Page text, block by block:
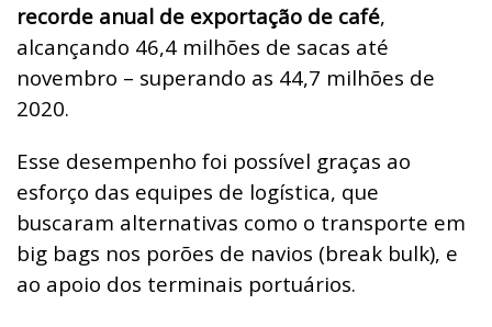
recorde anual de exportação de café,
alcançando 46,4 milhões de sacas até
novembro – superando as 44,7 milhões de
2020.
Esse desempenho foi possível graças ao
esforço das equipes de logística, que
buscaram alternativas como o transporte em
big bags nos porões de navios (break bulk), e
ao apoio dos terminais portuários.